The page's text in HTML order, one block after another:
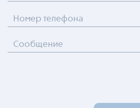
Номер телефона
Сообщение